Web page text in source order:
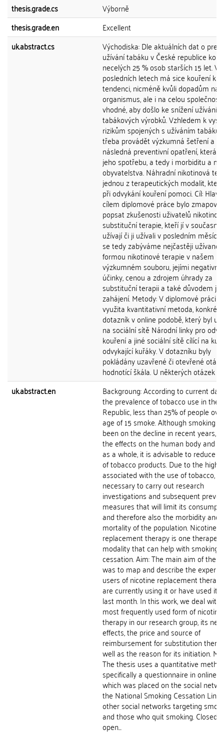
thesis.grade.cs
Výborně
thesis.grade.en
Excellent
uk.abstract.cs
Východiska: Dle aktuálních dat o
užívání tabáku v České republice kouří
necelých 25 % osob starších 15 let. V
posledních letech má sice kouření
tendenci, nicméně kvůli dopadům na
organismus, ale i na celou společnost
vhodné, aby došlo ke snížení užívání
tabákových výrobků. Vzhledem k
rizikům spojených s užíváním tabáku
třeba provádět výzkumná šetření a
následná preventivní opatření, která
jeho spotřebu, a tedy i morbiditu a
obyvatelstva. Náhradní nikotinová
jednou z terapeutických modalit,
při odvykání kouření pomoci. Cíl:
cílem diplomové práce bylo
popsat zkušenosti uživatelů
substituční terapie, kteří jí v současné
užívají či ji užívali v posledním měsíci.
se tedy zabýváme nejčastěji užívanou
formou nikotinové terapie v našem
výzkumném souboru, jejími
účinky, cenou a zdrojem úhrady za
substituční terapii a také důvodem
zahájení. Metody: V diplomové práci je
využita kvantitativní metoda,
dotazník v online podobě, který byl
na sociální sítě Národní linky pro
kouření a jiné sociální sítě cílící na
odvykající kuřáky. V dotazníku byly
pokládány uzavřené či otevřené
hodnotící škála. U některých otázek
uk.abstract.en
Backgroung: According to current
the prevalence of tobacco use in the
Republic, less than 25% of people
age of 15 smoke. Although smoking
been on the decline in recent years,
the effects on the human body and
as a whole, it is advisable to reduce
of tobacco products. Due to the high
associated with the use of tobacco, it
necessary to carry out research
investigations and subsequent
measures that will limit its
and therefore also the morbidity and
mortality of the population. Nicotine
replacement therapy is one
modality that can help with smoking
cessation. Aim: The main aim of the
was to map and describe the
users of nicotine replacement
are currently using it or have used it
last month. In this work, we deal with
most frequently used form of nicotine
therapy in our research group, its
effects, the price and source of
reimbursement for substitution
well as the reason for its initiation.
The thesis uses a quantitative
specifically a questionnaire in online
which was placed on the social
the National Smoking Cessation Line
other social networks targeting
and those who quit smoking. Closed
open...